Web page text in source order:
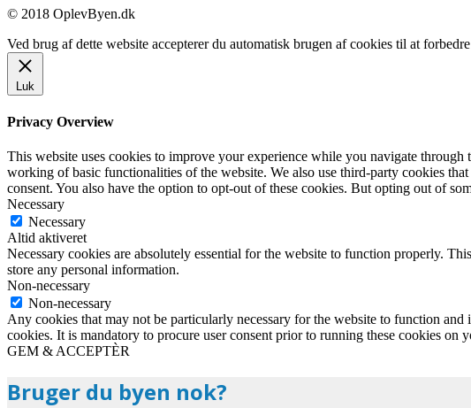
© 2018 OplevByen.dk
Ved brug af dette website accepterer du automatisk brugen af cookies til at
Luk
Privacy Overview
This website uses cookies to improve your experience while you navigate through
working of basic functionalities of the website. We also use third-party cookies
consent. You also have the option to opt-out of these cookies. But opting out of
Necessary
Necessary
Altid aktiveret
Necessary cookies are absolutely essential for the website to function properly.
store any personal information.
Non-necessary
Non-necessary
Any cookies that may not be particularly necessary for the website to function and
cookies. It is mandatory to procure user consent prior to running these cookies on
GEM & ACCEPTÈR
Bruger du byen nok?